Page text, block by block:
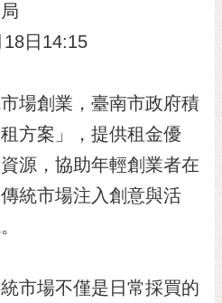
日14:15
場創業，臺南市政府積
方案」，提供租金優
源，協助年輕創業者在
統市場注入創意與活
市場不僅是日常採買的